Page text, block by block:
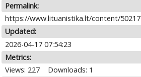
Permalink:
https://www.lituanistika.lt/content/50217
Updated:
2026-04-17 07:54:23
Metrics:
Views: 227
Downloads: 1